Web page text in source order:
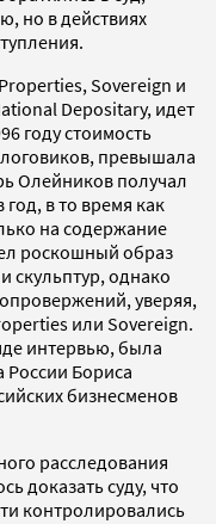
но в действиях
Sovereign и
Depositary, идет
году стоимость
превышала
Олейников получал
в то время как
на содержание
роскошный образ
скульптур, однако
уверяя,
или Sovereign.
интервью, была
России Бориса
бизнесменов
расследования
доказать суду, что
контролировались